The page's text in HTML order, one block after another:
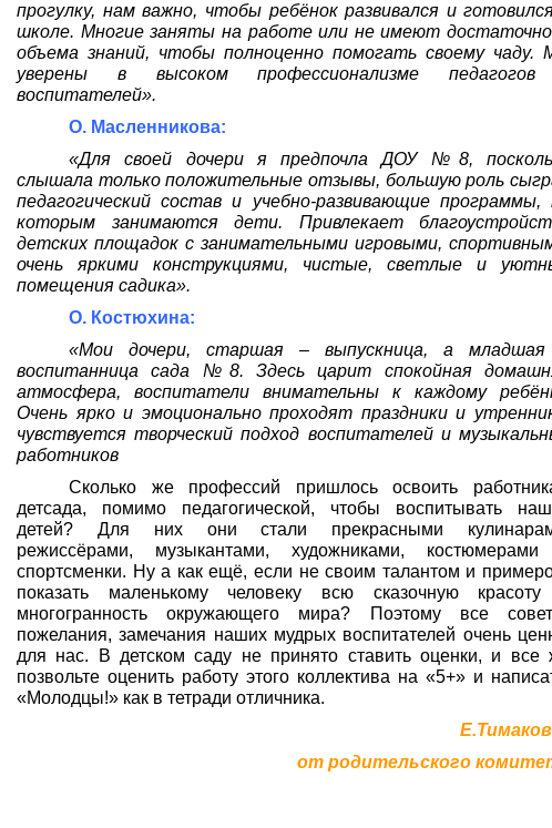
прогулку, нам важно, чтобы ребёнок развивался и
школе. Многие заняты на работе или не имеют
объема знаний, чтобы полноценно помогать своему чаду.
уверены в высоком профессионализме
воспитателей».
О. Масленникова:
«Для своей дочери я предпочла ДОУ №8,
слышала только положительные отзывы, большую роль
педагогический состав и учебно-развивающие программы,
которым занимаются дети. Привлекает
детских площадок с занимательными игровыми,
очень яркими конструкциями, чистые, светлые и
помещения садика».
О. Костюхина:
«Мои дочери, старшая – выпускница, а
воспитанница сада №8. Здесь царит спокойная
атмосфера, воспитатели внимательны к каждому
Очень ярко и эмоционально проходят праздники и
чувствуется творческий подход воспитателей и
работников
Сколько же профессий пришлось освоить
детсада, помимо педагогической, чтобы воспитывать
детей? Для них они стали прекрасными
режиссёрами, музыкантами, художниками,
спортсменки. Ну а как ещё, если не своим талантом и
показать маленькому человеку всю сказочную
многогранность окружающего мира? Поэтому все
пожелания, замечания наших мудрых воспитателей очень
для нас. В детском саду не принято ставить оценки, и все
позвольте оценить работу этого коллектива на «5+» и
«Молодцы!» как в тетради отличника.
от родительского